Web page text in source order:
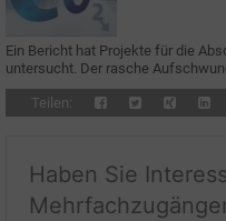
Ein Bericht hat Projekte für die
untersucht. Der rasche
Teilen:
Haben Sie